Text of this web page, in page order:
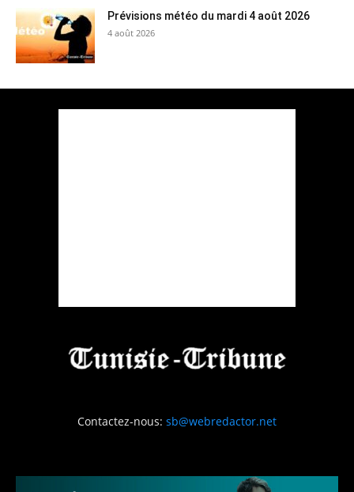
Prévisions météo du mardi 4 août 2026
4 août 2026
Contactez-nous: sb@webredactor.net